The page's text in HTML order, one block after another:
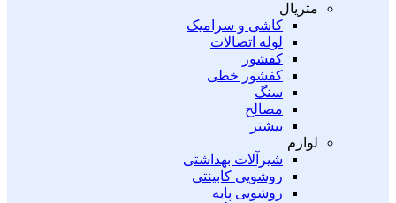
متریال
کاشی و سرامیک
لوله اتصالات
کفشور
کفشور خطی
سنگ
مصالح
بیشتر
لوازم
شیرآلات بهداشتی
روشویی کابینتی
روشویی پایه